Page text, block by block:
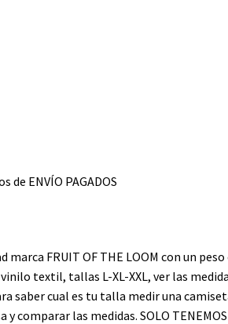
de ENVÍO PAGADOS
FRUIT OF THE LOOM con un peso
textil, tallas L-XL-XXL, ver las
saber cual es tu talla medir una
comparar las medidas. SOLO TENEMOS